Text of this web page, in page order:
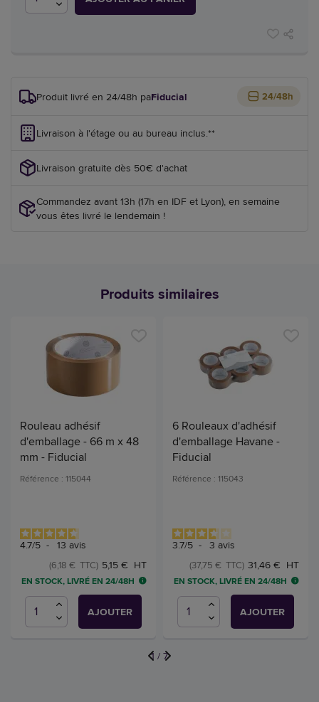
Produit livré en 24/48h parFiducial 24/48h
Livraison à l'étage ou au bureau inclus.**
Livraison gratuite dès 50€ d'achat
Commandez avant 13h (17h en IDF et Lyon), en semaine
vous êtes livré le lendemain !
Produits similaires
Rouleau adhésif
d'emballage - 66 m x 48
mm - Fiducial
Référence : 115044
4.7/5 - 13 avis
5,15 € HT
(6,18 € TTC)
EN STOCK, LIVRÉ EN 24/48H
AJOUTER
6 Rouleaux d'adhésif
d'emballage Havane -
Fiducial
Référence : 115043
3.7/5 - 3 avis
31,46 € HT
(37,75 € TTC)
EN STOCK, LIVRÉ EN 24/48H
AJOUTER
1 / 7